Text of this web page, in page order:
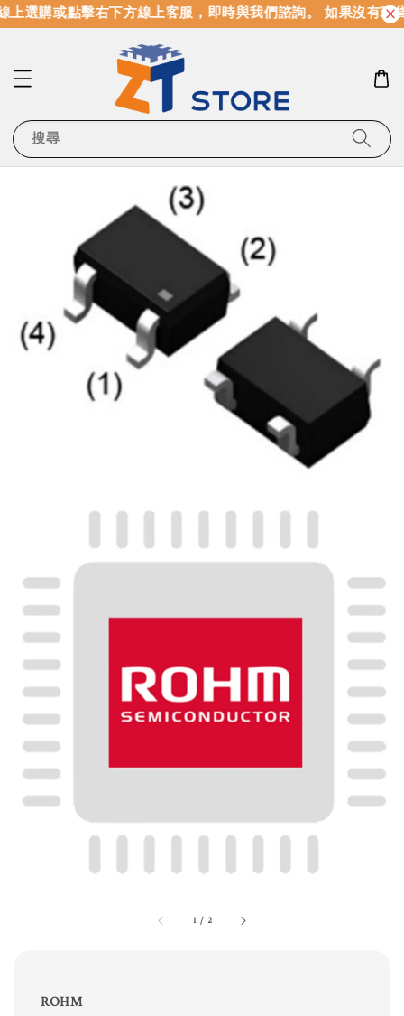
選購或點擊右下方線上客服，即時與我們諮詢。 如果沒有現
搜尋
1 / 2
ROHM